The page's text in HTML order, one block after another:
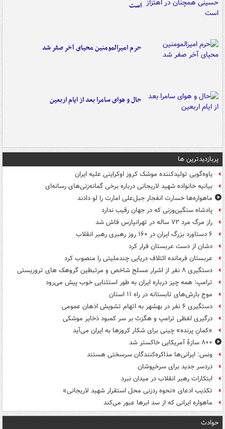
است
حرم امیرالمومنین محیای آخر صفر شد
حال و هوای سامرا بعد از ایام اربعین
پربازدیدترین ها
یاوه‌گویی تولیدکننده موشک کروز اوکراینی علیه ایران
بیانیه خانواده شهید لاریجانی درباره برخی گمانه‌زنی‌های رسانه‌ای
ماهواره‌ها خسارت انفجار جبل‌علی امارت را لو دادند
پادشاه سنگین‌وزنی که در جهان رقیب ندارد
راز مرگ مرد ۷۲ ساله در تهرانپارس فاش شد
۶ دستاورد بزرگ ایران در ۱۶۰ روز رهبری رهبر انقلاب
دشان از دست عربستان فرار کرد
عربستان فرمانده ائتلاف دریایی چندملیتی را منصوب کرد
دستگیری ۸ نفر از اشرار مسلح شاخص و مرتبطین گروهک های تروریستی
ترامپ: همه چیز درباره ایران به طور استثنایی خوب پیش می‌رود
موج بارش‌های تابستانه در راه ۱۱ استان
دستگیری ۶ نفر در بهشهر به اتهام تشویش اذهان عمومی
درگیری لفظی ترامپ و هگزث بر سر کمبود ذخایر موشکی
«کمانِ پرنده» چینی برای شکار کروزها به ایران می‌آید
۸۰۰ سازۀ آمریکایی خاکستر شد
ونس: ایرانی‌ها مذاکره‌کنندگان سرسختی هستند
دردسر جدید برای سرخپوشان
ابتکارات رهبر انقلاب در میدان نبرد
تکذیب ادعای «نحوه ردزنی محل استقرار شهید لاریجانی»
ماهواره ایرانی که از سد ابرها عبور می‌کند
حوادث